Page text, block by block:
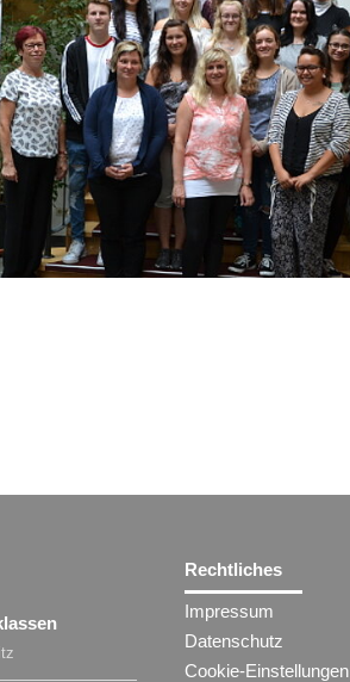
Rechtliches
Impressum
Datenschutz
Cookie-Einstellungen